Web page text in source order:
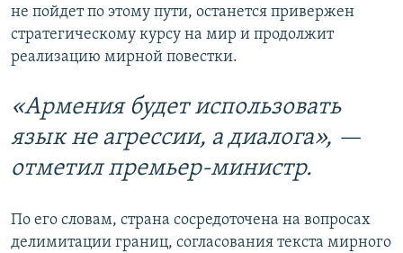
не пойдет по этому пути, останется привержен
стратегическому курсу на мир и продолжит
реализацию мирной повестки.
«Армения будет использовать
язык не агрессии, а диалога», —
отметил премьер-министр.
По его словам, страна сосредоточена на вопросах
делимитации границ, согласования текста мирного